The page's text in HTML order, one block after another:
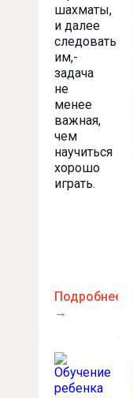
шахматы,
и далее
следовать
им,-
задача
не
менее
важная,
чем
научиться
хорошо
играть.
Подробнее
→